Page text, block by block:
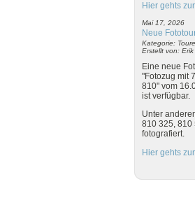
Hier gehts
Mai 17, 2026
Neue
Kategorie:
Erstellt von: Erik
Eine neue
"Fotozug mit
810" vom
ist verfügbar.
Unter
810 325, 810
fotografiert.
Hier gehts